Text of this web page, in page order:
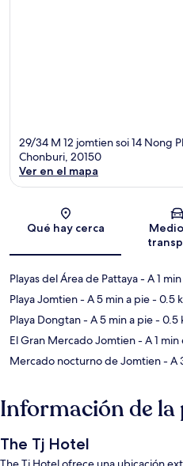
29/34 M 12 jomtien soi 14 Nong
Chonburi, 20150
Ver en el mapa
Qué hay cerca
Playas del Área de Pattaya- A 1
Playa Jomtien- A 5 min a pie- 0.5
Playa Dongtan- A 5 min a pie- 0.5
El Gran Mercado Jomtien- A 1
Mercado nocturno de Jomtien- A
Información de la
The Tj Hotel